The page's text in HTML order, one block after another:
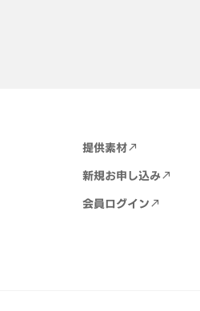
提供素材
新規お申し込み
会員ログイン